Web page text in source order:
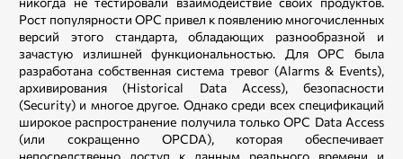
Рост популярности OPC привел к появлению многочисленных
версий этого стандарта, обладающих разнообразной и
зачастую излишней функциональностью. Для OPC была
разработана собственная система тревог (Alarms & Events),
архивирования (Historical Data Access), безопасности
(Security) и многое другое. Однако среди всех спецификаций
широкое распространение получила только OPC Data Access
(или сокращенно OPCDA), которая обеспечивает
непосредственно доступ к данным реального времени и